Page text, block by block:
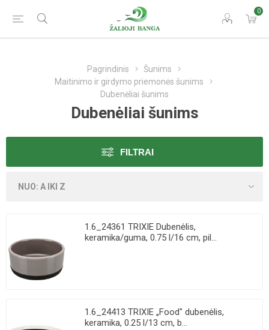
0
Pagrindinis
Šunims
Maitinimo ir girdymo priemonės šunims
Dubenėliai šunims
Dubenėliai šunims
FILTRAI
1.6_24361 TRIXIE Dubenėlis,
keramika/guma, 0.75 l/16 cm, pil...
1.6_24413 TRIXIE „Food" dubenėlis,
keramika, 0.25 l/13 cm, b...